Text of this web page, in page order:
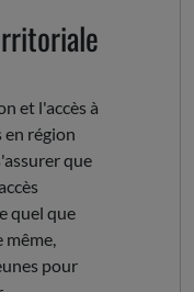
et l'accès à
en région
que
quel que
même,
pour